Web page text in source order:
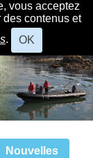
vous acceptez
contenus et
. OK
Nouvelles